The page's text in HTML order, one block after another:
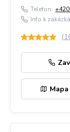
Telefon:
Info k
(